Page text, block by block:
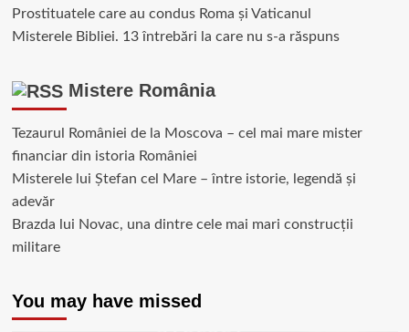
Prostituatele care au condus Roma și Vaticanul
Misterele Bibliei. 13 întrebări la care nu s-a răspuns
Mistere România
Tezaurul României de la Moscova – cel mai mare mister
financiar din istoria României
Misterele lui Ștefan cel Mare – între istorie, legendă și
adevăr
Brazda lui Novac, una dintre cele mai mari construcții
militare
You may have missed